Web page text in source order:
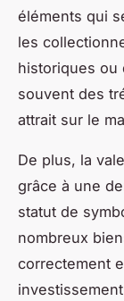
éléments qui
les
historiques ou
souvent des
attrait sur le
De plus, la
grâce à une
statut de
nombreux
correctement